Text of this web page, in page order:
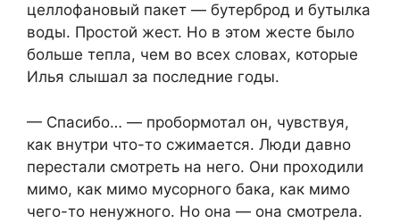
целлофановый пакет — бутерброд и бутылка
воды. Простой жест. Но в этом жесте было
больше тепла, чем во всех словах, которые
Илья слышал за последние годы.
— Спасибо… — пробормотал он, чувствуя,
как внутри что-то сжимается. Люди давно
перестали смотреть на него. Они проходили
мимо, как мимо мусорного бака, как мимо
чего-то ненужного. Но она — она смотрела.